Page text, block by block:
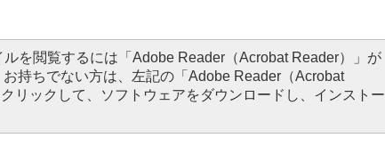
ルを閲覧するには「Adobe Reader（Acrobat Reader）」が
お持ちでない方は、左記の「Adobe Reader（Acrobat
リックして、ソフトウェアをダウンロードし、インストー